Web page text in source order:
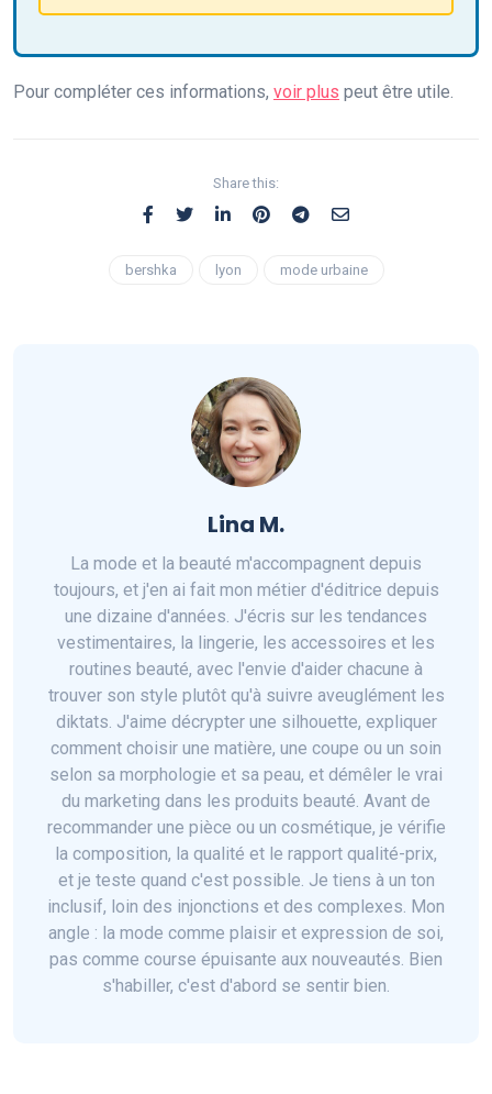
Pour compléter ces informations, voir plus peut être utile.
Share this:
bershka lyon mode urbaine
Lina M.
La mode et la beauté m'accompagnent depuis
toujours, et j'en ai fait mon métier d'éditrice depuis
une dizaine d'années. J'écris sur les tendances
vestimentaires, la lingerie, les accessoires et les
routines beauté, avec l'envie d'aider chacune à
trouver son style plutôt qu'à suivre aveuglément les
diktats. J'aime décrypter une silhouette, expliquer
comment choisir une matière, une coupe ou un soin
selon sa morphologie et sa peau, et démêler le vrai
du marketing dans les produits beauté. Avant de
recommander une pièce ou un cosmétique, je vérifie
la composition, la qualité et le rapport qualité-prix,
et je teste quand c'est possible. Je tiens à un ton
inclusif, loin des injonctions et des complexes. Mon
angle : la mode comme plaisir et expression de soi,
pas comme course épuisante aux nouveautés. Bien
s'habiller, c'est d'abord se sentir bien.